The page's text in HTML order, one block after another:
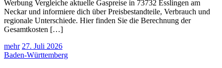
Werbung Vergleiche aktuelle Gaspreise in 73732 Esslingen am
Neckar und informiere dich über Preisbestandteile, Verbrauch und
regionale Unterschiede. Hier finden Sie die Berechnung der
Gesamtkosten […]
mehr 27. Juli 2026
Baden-Württemberg